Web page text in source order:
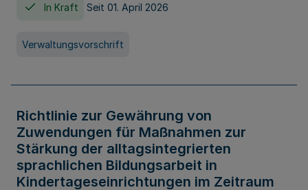
In Kraft Seit 01. April 2026
Verwaltungsvorschrift
Richtlinie zur Gewährung von
Zuwendungen für Maßnahmen zur
Stärkung der alltagsintegrierten
sprachlichen Bildungsarbeit in
Kindertageseinrichtungen im Zeitraum